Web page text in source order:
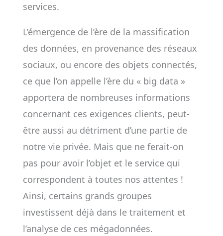
services.
L’émergence de l’ère de la massification
des données, en provenance des réseaux
sociaux, ou encore des objets connectés,
ce que l’on appelle l’ère du « big data »
apportera de nombreuses informations
concernant ces exigences clients, peut-
être aussi au détriment d’une partie de
notre vie privée. Mais que ne ferait-on
pas pour avoir l’objet et le service qui
correspondent à toutes nos attentes !
Ainsi, certains grands groupes
investissent déjà dans le traitement et
l’analyse de ces mégadonnées.